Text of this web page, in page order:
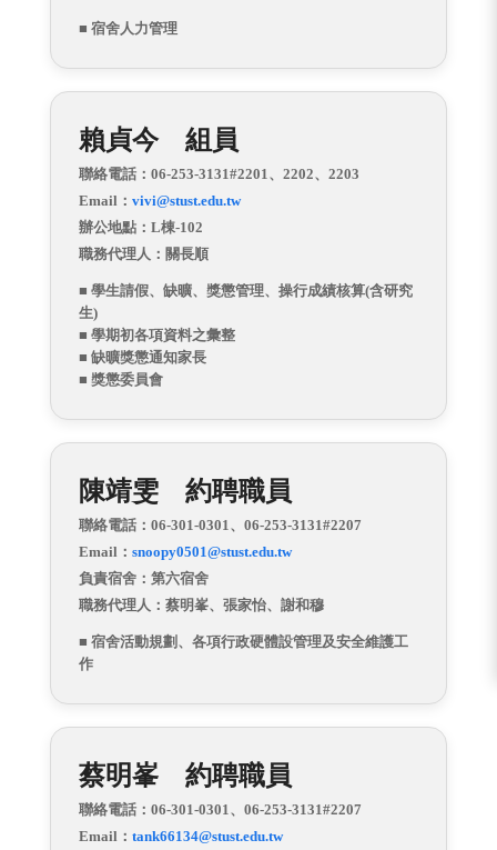
■ 宿舍人力管理
賴貞今 組員
聯絡電話：06-253-3131#2201、2202、2203
Email： vivi@stust.edu.tw
辦公地點：L棟-102
職務代理人：關長順
■ 學生請假、缺曠、獎懲管理、操行成績核算(含研究
生)
■ 學期初各項資料之彙整
■ 缺曠獎懲通知家長
■ 獎懲委員會
陳靖雯 約聘職員
聯絡電話：06-301-0301、 06-253-3131#2207
Email： snoopy0501@stust.edu.tw
負責宿舍：第六宿舍
職務代理人：蔡明峯、 張家怡、 謝和穆
■ 宿舍活動規劃、各項行政硬體設管理及安全維護工
作
蔡明峯 約聘職員
聯絡電話：06-301-0301、 06-253-3131#2207
Email： tank66134@stust.edu.tw